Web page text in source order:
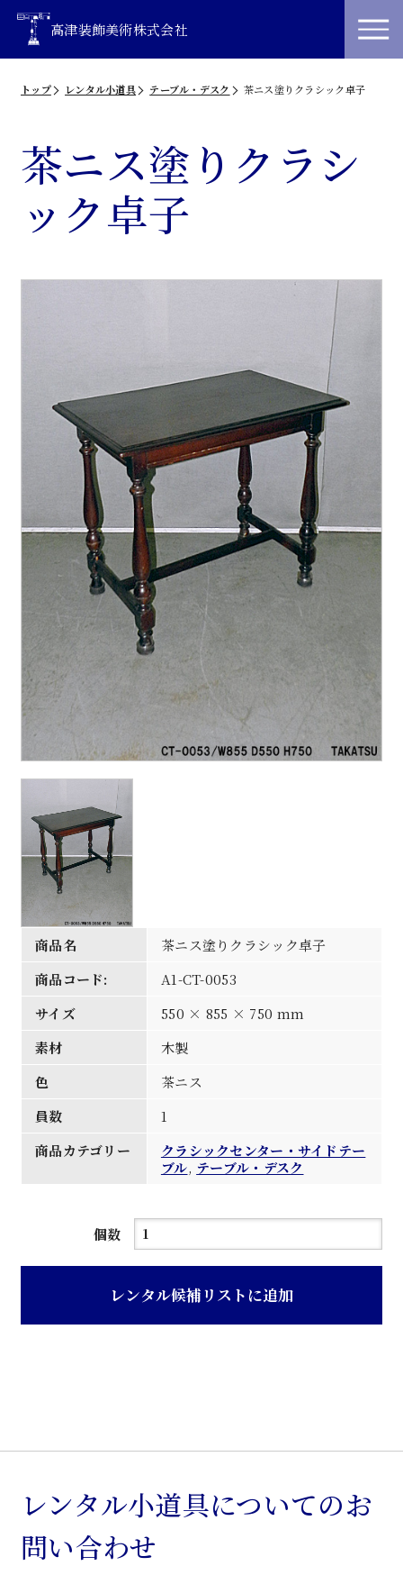
高津装飾美術株式会社
トップ レンタル小道具 テーブル・デスク 茶ニス塗りクラシック卓子
茶ニス塗りクラシ
ック卓子
商品名
茶ニス塗りクラシック卓子
商品コード:
A1-CT-0053
サイズ
550 × 855 × 750 mm
素材
木製
色
茶ニス
員数
1
商品カテゴリー
クラシックセンター・サイドテー
ブル, テーブル・デスク
個数
茶
塗
卓
子
個
レンタル候補リストに追加
レンタル小道具についてのお
問い合わせ